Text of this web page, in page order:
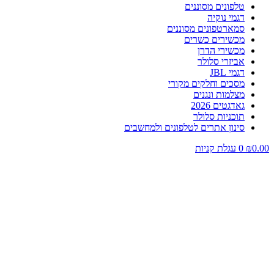
טלפונים מסוננים
דגמי נוקיה
סמארטפונים מסוננים
מכשירים כשרים
מכשירי הדרן
אביזרי סלולר
דגמי JBL
מסכים וחלקים מקורי
מצלמות ונגנים
גאדגטים 2026
תוכניות סלולר
סינון אתרים לטלפונים ולמחשבים
₪0.00
0 עגלת קניות